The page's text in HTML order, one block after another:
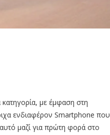
κατηγορία, με έμφαση στη
ενδιαφέρον Smartphone που
μαζί για πρώτη φορά στο